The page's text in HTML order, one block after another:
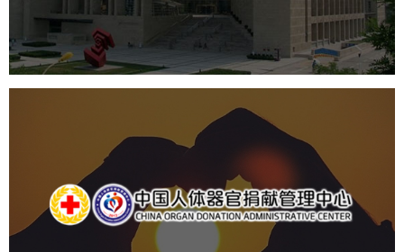
数字博物馆建设
展厅空间设计
产品展厅设计
中国人体器官捐献管理中心